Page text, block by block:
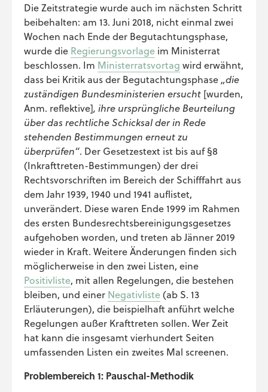
Die Zeitstrategie wurde auch im nächsten Schritt
beibehalten: am 13. Juni 2018, nicht einmal zwei
Wochen nach Ende der Begutachtungsphase,
wurde die Regierungsvorlage im Ministerrat
beschlossen. Im Ministerratsvortag wird erwähnt,
dass bei Kritik aus der Begutachtungsphase „die
zuständigen Bundesministerien ersucht [wurden,
Anm. reflektive], ihre ursprüngliche Beurteilung
über das rechtliche Schicksal der in Rede
stehenden Bestimmungen erneut zu
überprüfen“. Der Gesetzestext ist bis auf §8
(Inkrafttreten-Bestimmungen) der drei
Rechtsvorschriften im Bereich der Schifffahrt aus
dem Jahr 1939, 1940 und 1941 auflistet,
unverändert. Diese waren Ende 1999 im Rahmen
des ersten Bundesrechtsbereinigungsgesetzes
aufgehoben worden, und treten ab Jänner 2019
wieder in Kraft. Weitere Änderungen finden sich
möglicherweise in den zwei Listen, eine
Positivliste, mit allen Regelungen, die bestehen
bleiben, und einer Negativliste(ab S. 13
Erläuterungen), die beispielhaft anführt welche
Regelungen außer Krafttreten sollen. Wer Zeit
hat kann die insgesamt vierhundert Seiten
umfassenden Listen ein zweites Mal screenen.
Problembereich 1: Pauschal-Methodik